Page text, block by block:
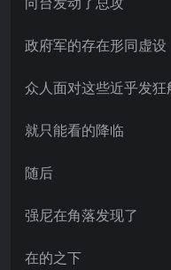
政府军的存在形同虚设
众人面对这些近乎发狂
就只能看的降临
随后
强尼在角落发现了
在的之下